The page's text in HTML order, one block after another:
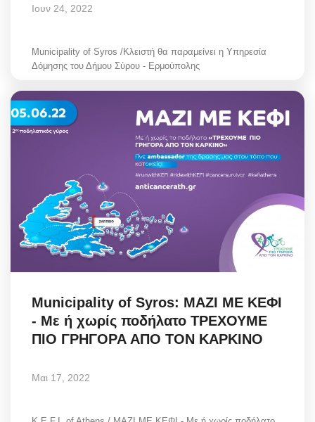
Ιουν 24, 2022
Municipality of Syros /Κλειστή θα παραμείνει η Υπηρεσία
Δόμησης του Δήμου Σύρου - Ερμούπολης
Municipality of Syros: ΜΑΖΙ ΜΕ ΚΕΦΙ
- Με ή χωρίς ποδήλατο ΤΡΕΧΟΥΜΕ
ΠΙΟ ΓΡΗΓΟΡΑ ΑΠΟ ΤΟΝ ΚΑΡΚΙΝΟ
Μαι 17, 2022